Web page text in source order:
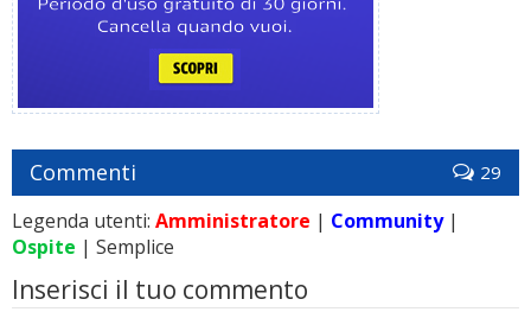
Commenti 29
Legenda utenti: Amministratore | Community|
Ospite | Semplice
Inserisci il tuo commento